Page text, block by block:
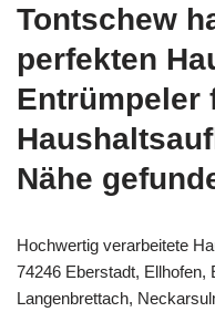
Tontschew
perfekten
Entrümpeler
Nähe
Hochwertig verarbeitete
74246 Eberstadt, Ellhofen,
Langenbrettach,